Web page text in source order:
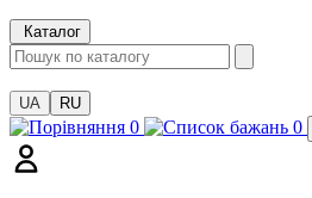
Каталог
UA RU
0 0